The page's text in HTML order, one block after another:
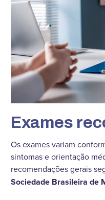
Exames
Os exames variam
sintomas e orientação
recomendações gerais
Sociedade Brasileira de